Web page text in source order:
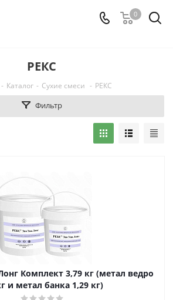
0
РЕКС
- Каталог - Сухие смеси - РЕКС
Фильтр
3,79 кг (метал ведро
и метал банка 1,29 кг)